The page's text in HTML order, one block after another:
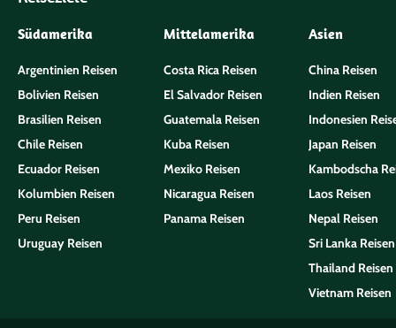
Südamerika
Argentinien Reisen
Bolivien Reisen
Brasilien Reisen
Chile Reisen
Ecuador Reisen
Kolumbien Reisen
Peru Reisen
Uruguay Reisen
Mittelamerika
Costa Rica Reisen
El Salvador Reisen
Guatemala Reisen
Kuba Reisen
Mexiko Reisen
Nicaragua Reisen
Panama Reisen
Asien
China Reisen
Indien Reisen
Indonesien
Japan Reisen
Kambodscha
Laos Reisen
Nepal Reisen
Sri Lanka Reisen
Thailand Reisen
Vietnam Reisen